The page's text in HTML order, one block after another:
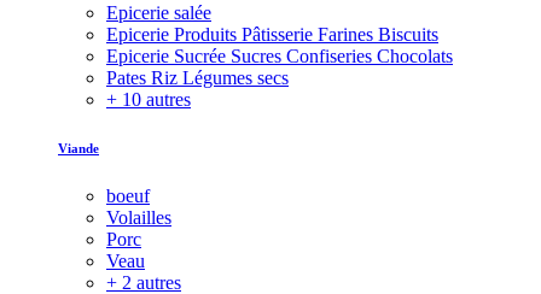
Epicerie salée
Epicerie Produits Pâtisserie Farines Biscuits
Epicerie Sucrée Sucres Confiseries Chocolats
Pates Riz Légumes secs
+ 10 autres
Viande
boeuf
Volailles
Porc
Veau
+ 2 autres